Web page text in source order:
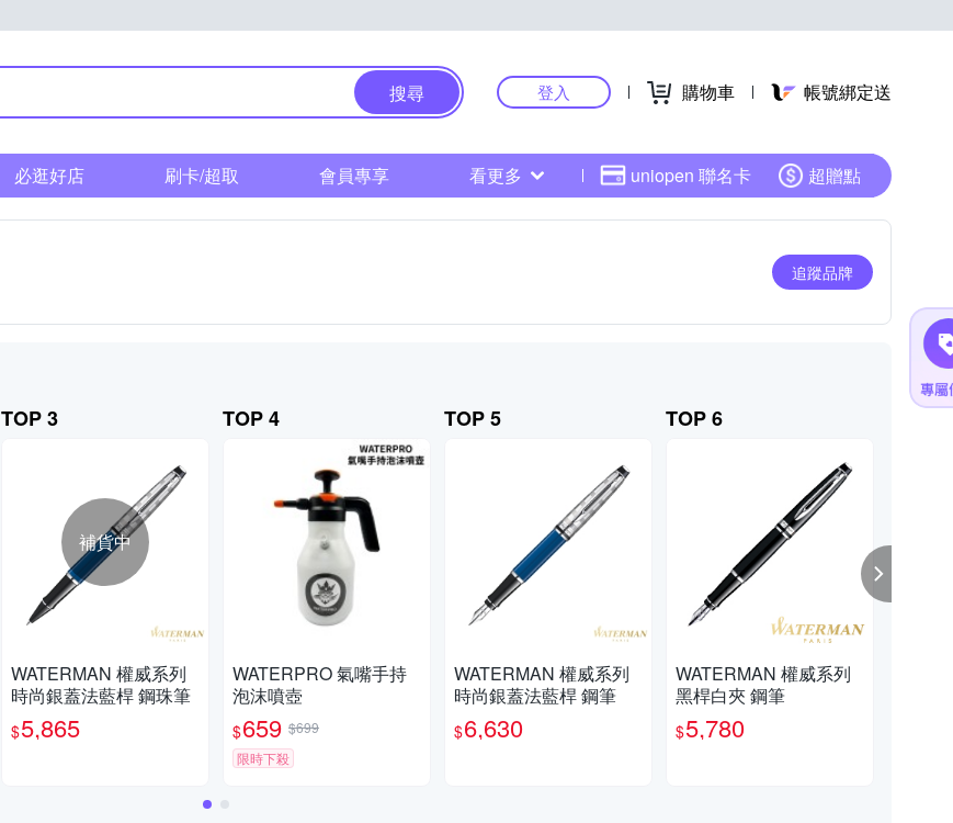
搜尋 登入 購物車 帳號綁定送
必逛好店 刷卡/超取 會員專享 看更多 uniopen 聯名卡 超贈點
追蹤品牌
TOP 3
補貨中
WATERMAN 權威系列
時尚銀蓋法藍桿 鋼珠筆
$5,865
TOP 4
WATERPRO 氣嘴手持
泡沫噴壺
$659 $699
限時下殺
TOP 5
WATERMAN 權威系列
時尚銀蓋法藍桿 鋼筆
$6,630
TOP 6
WATERMAN 權威系列
黑桿白夾 鋼筆
$5,780